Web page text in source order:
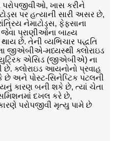
ખાસ કરીને
પર હત્યાની સારી અસર છે,
નેમાટોડ્સ, ફેફસાના
પ્રાણીઓના બાહ્ય
છે. તેની વ્યભિચાર પદ્ધતિ
જીએબીએ-મધ્યસ્થી ક્લોરાઇડ
એસિડ (જીએબીએ) ના
ક્લોરાઇડ આયનોનો પ્રવાહ
છે અને પોસ્ટ-સિનેપ્ટિક પટલની
કારણ બની શકે છે, ત્યાં ચેતા
દખલ કરે છે,
પરોપજીવી મૃત્યુ પામે છે